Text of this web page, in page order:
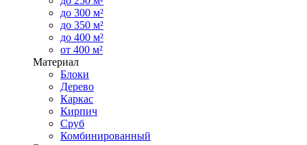
до 300 м²
до 350 м²
до 400 м²
от 400 м²
Материал
Блоки
Дерево
Каркас
Кирпич
Сруб
Комбинированный